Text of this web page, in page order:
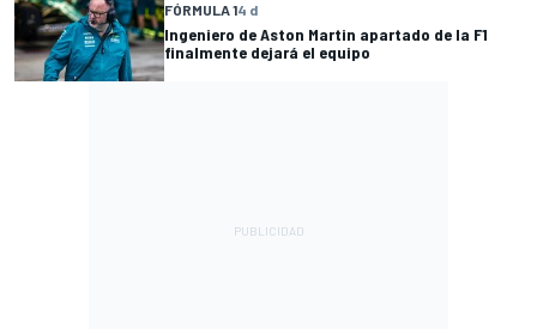
FÓRMULA 14 d
Ingeniero de Aston Martin apartado de la F1
finalmente dejará el equipo